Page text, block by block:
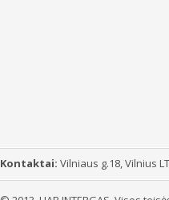
Kontaktai: Vilniaus g.18, Vilnius